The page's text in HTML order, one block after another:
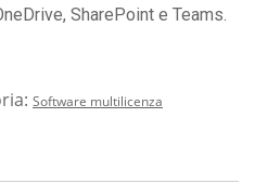
SharePoint e Teams.
Software multilicenza